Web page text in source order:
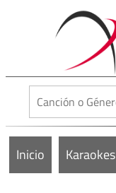
Inicio Karaokes